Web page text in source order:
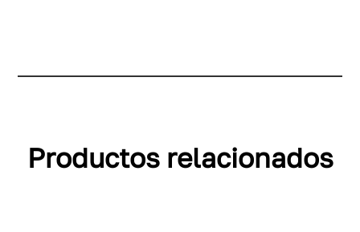
Productos relacionados